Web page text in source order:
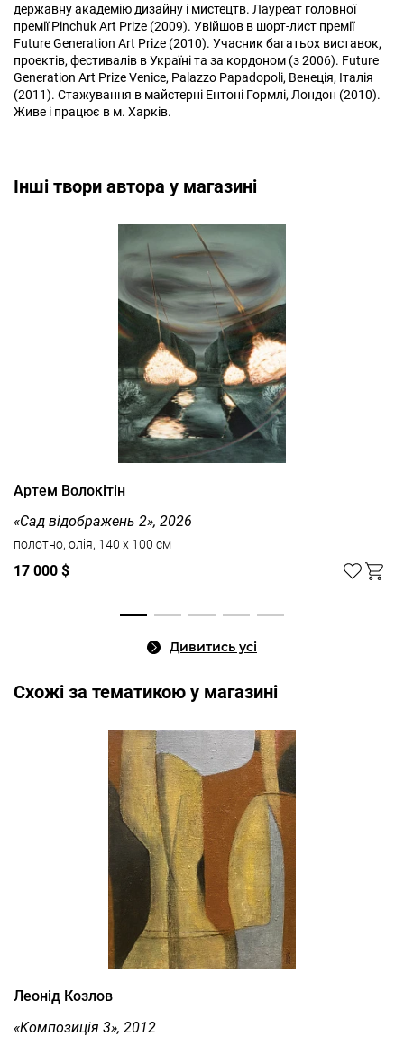
державну академію дизайну і мистецтв. Лауреат головної
премії Pinchuk Art Prize (2009). Увійшов в шорт-лист премії
Future Generation Art Prize (2010). Учасник багатьох виставок,
проектів, фестивалів в Україні та за кордоном (з 2006). Future
Generation Art Prize Venice, Palazzo Papadopoli, Венеція, Італія
(2011). Стажування в майстерні Ентоні Гормлі, Лондон (2010).
Живе і працює в м. Харків.
Інші твори автора у магазині
Артем Волокітін
«Сад відображень 2», 2026
полотно, олія, 140 x 100 см
17 000 $
Дивитись усі
Cхожі за тематикою у магазині
Леонід Козлов
«Kомпозиція 3», 2012